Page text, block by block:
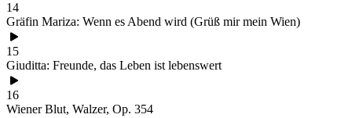
14
Gräfin Mariza: Wenn es Abend wird (Grüß mir mein Wien)
15
Giuditta: Freunde, das Leben ist lebenswert
16
Wiener Blut, Walzer, Op. 354